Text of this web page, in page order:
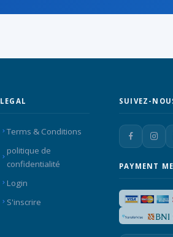
LEGAL
Terms & Conditions
politique de
confidentialité
Login
S'inscrire
SUIVEZ-
PAYMENT